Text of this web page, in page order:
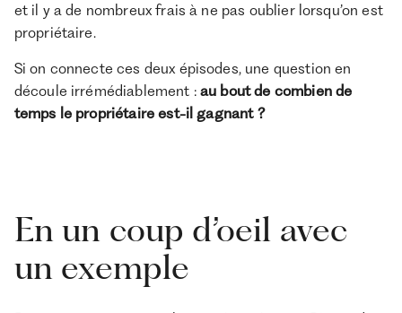
et il y a de nombreux frais à ne pas oublier lorsqu’on est
propriétaire.
Si on connecte ces deux épisodes, une question en
découle irrémédiablement :au bout de combien de
temps le propriétaire est-il gagnant ?
En un coup d’oeil avec
un exemple